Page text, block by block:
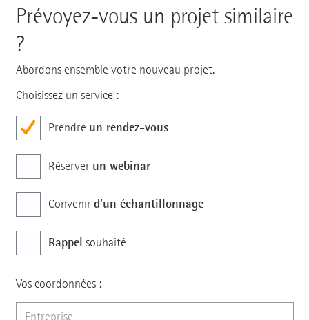
Prévoyez-vous un projet similaire
?
Abordons ensemble votre nouveau projet.
Choisissez un service :
Prendre un rendez-vous
Réserver un webinar
Convenird’un échantillonnage
Rappel souhaité
Vos coordonnées :